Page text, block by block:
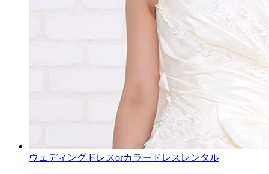
ウェディングドレスorカラードレスレンタル